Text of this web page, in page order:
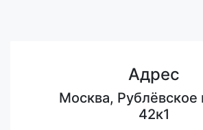
Адрес
Москва, Рублёвское
42к1